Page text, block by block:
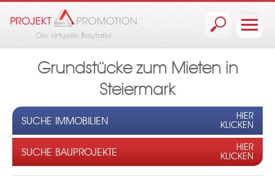
Grundstücke zum Mieten in
Steiermark
SUCHE IMMOBILIEN
HIER
KLICKEN
SUCHE BAUPROJEKTE
HIER
KLICKEN